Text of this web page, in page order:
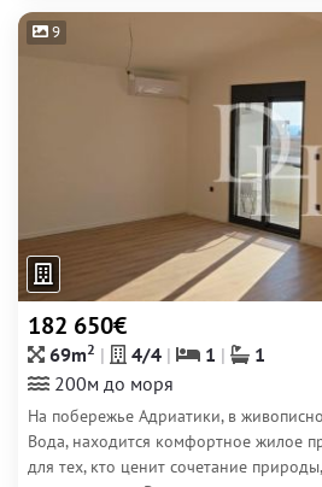
9
182 650€
69m2 4/4 1
1
200м до моря
На побережье Адриатики, в
Вода, находится комфортное жилое
для тех, кто ценит сочетание